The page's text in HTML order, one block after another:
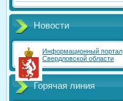
Новости
Информационный портал
Свердловской области
Горячая линия